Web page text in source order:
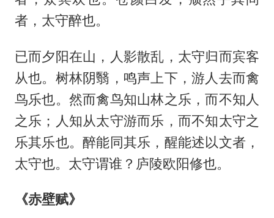
者，太守醉也。
已而夕阳在山，人影散乱，太守归而宾客
从也。树林阴翳，鸣声上下，游人去而禽
鸟乐也。然而禽鸟知山林之乐，而不知人
之乐；人知从太守游而乐，而不知太守之
乐其乐也。醉能同其乐，醒能述以文者，
太守也。太守谓谁？庐陵欧阳修也。
《赤壁赋》